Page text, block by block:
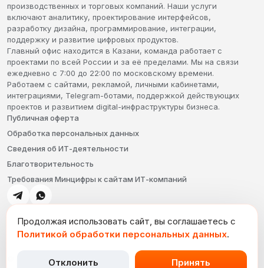
производственных и торговых компаний. Наши услуги
включают аналитику, проектирование интерфейсов,
разработку дизайна, программирование, интеграции,
поддержку и развитие цифровых продуктов.
Главный офис находится в Казани, команда работает с
проектами по всей России и за её пределами. Мы на связи
ежедневно с 7:00 до 22:00 по московскому времени.
Работаем с сайтами, рекламой, личными кабинетами,
интеграциями, Telegram-ботами, поддержкой действующих
проектов и развитием digital-инфраструктуры бизнеса.
Публичная оферта
Обработка персональных данных
Сведения об ИТ-деятельности
Благотворительность
Требования Минцифры к сайтам ИТ-компаний
© Цифровое агентство insite — поставщик веб-услуг
Продолжая использовать сайт, вы соглашаетесь с
Политикой обработки персональных данных.
Отклонить Принять